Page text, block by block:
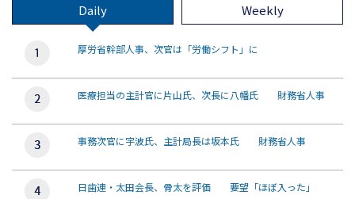
Daily Weekly
厚労省幹部人事、次官は「労働シフト」に
医療担当の主計官に片山氏、次長に八幡氏 財務省人事
事務次官に宇波氏、主計局長は坂本氏 財務省人事
日歯連・太田会長、骨太を評価 要望「ほぼ入った」